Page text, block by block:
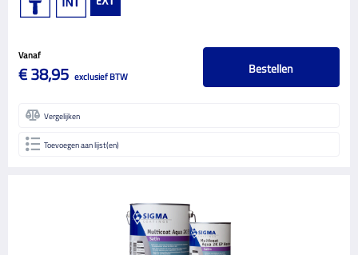
Vanaf
€ 38,95 exclusief BTW Bestellen
Vergelijken
Toevoegen aan lijst(en)